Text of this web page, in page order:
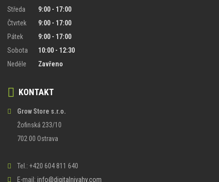
Středa
9:00 - 17:00
Čtvrtek
9:00 - 17:00
Pátek
9:00 - 17:00
Sobota
10:00 - 12:30
Neděle
Zavřeno
KONTAKT
Grow Store s.r.o.
Žofinská 233/10
702 00 Ostrava
Tel.: +420 604 811 640
E-mail: info@digitalnivahy.com